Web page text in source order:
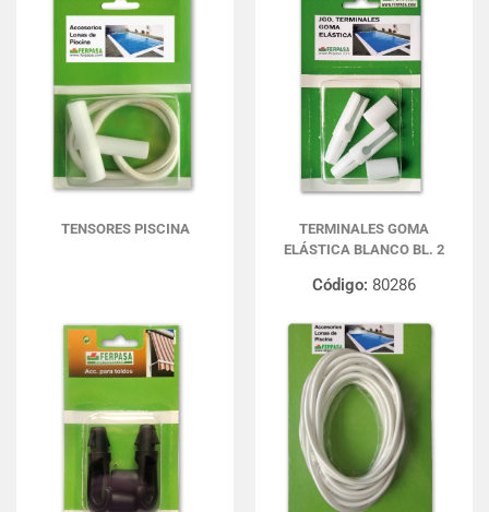
TENSORES PISCINA
TERMINALES GOMA
ELÁSTICA BLANCO BL. 2
Código: 80286